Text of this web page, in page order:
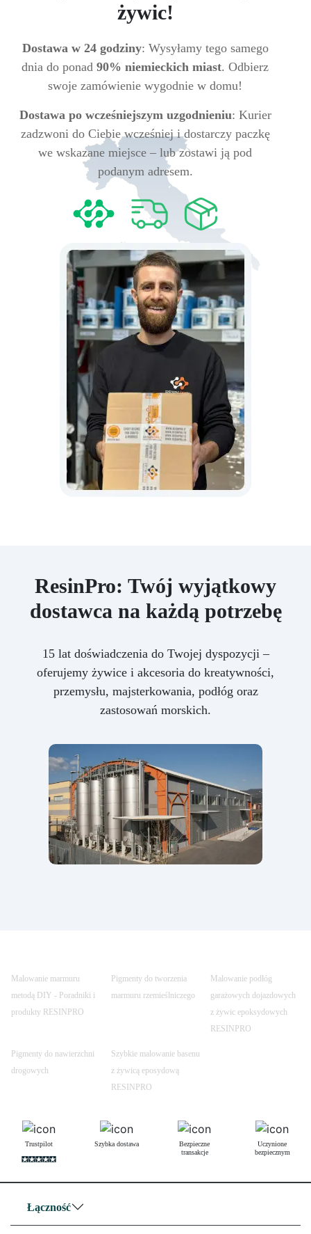
żywic!
Dostawa w 24 godziny: Wysyłamy tego samego
dnia do ponad 90% niemieckich miast. Odbierz
swoje zamówienie wygodnie w domu!
Dostawa po wcześniejszym uzgodnieniu: Kurier
zadzwoni do Ciebie wcześniej i dostarczy paczkę
we wskazane miejsce – lub zostawi ją pod
podanym adresem.
ResinPro: Twój wyjątkowy
dostawca na każdą potrzebę
15 lat doświadczenia do Twojej dyspozycji –
oferujemy żywice i akcesoria do kreatywności,
przemysłu, majsterkowania, podłóg oraz
zastosowań morskich.
Malowanie marmuru
metodą DIY - Poradniki i
produkty RESINPRO
Pigmenty do tworzenia
marmuru rzemieślniczego
Malowanie podłóg
garażowych dojazdowych
z żywic epoksydowych
RESINPRO
Pigmenty do nawierzchni
drogowych
Szybkie malowanie basenu
z żywicą eposydową
RESINPRO
Trustpilot Szybka dostawa
Bezpieczne
transakcje
Uczynione
bezpiecznym
Łączność